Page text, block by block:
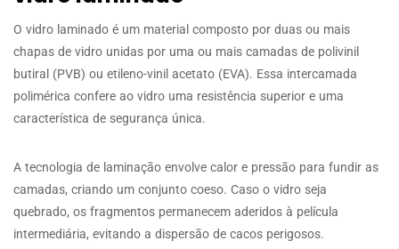
O vidro laminado é um material composto por duas ou mais
chapas de vidro unidas por uma ou mais camadas de polivinil
butiral (PVB) ou etileno-vinil acetato (EVA). Essa intercamada
polimérica confere ao vidro uma resistência superior e uma
característica de segurança única.
A tecnologia de laminação envolve calor e pressão para fundir as
camadas, criando um conjunto coeso. Caso o vidro seja
quebrado, os fragmentos permanecem aderidos à película
intermediária, evitando a dispersão de cacos perigosos.